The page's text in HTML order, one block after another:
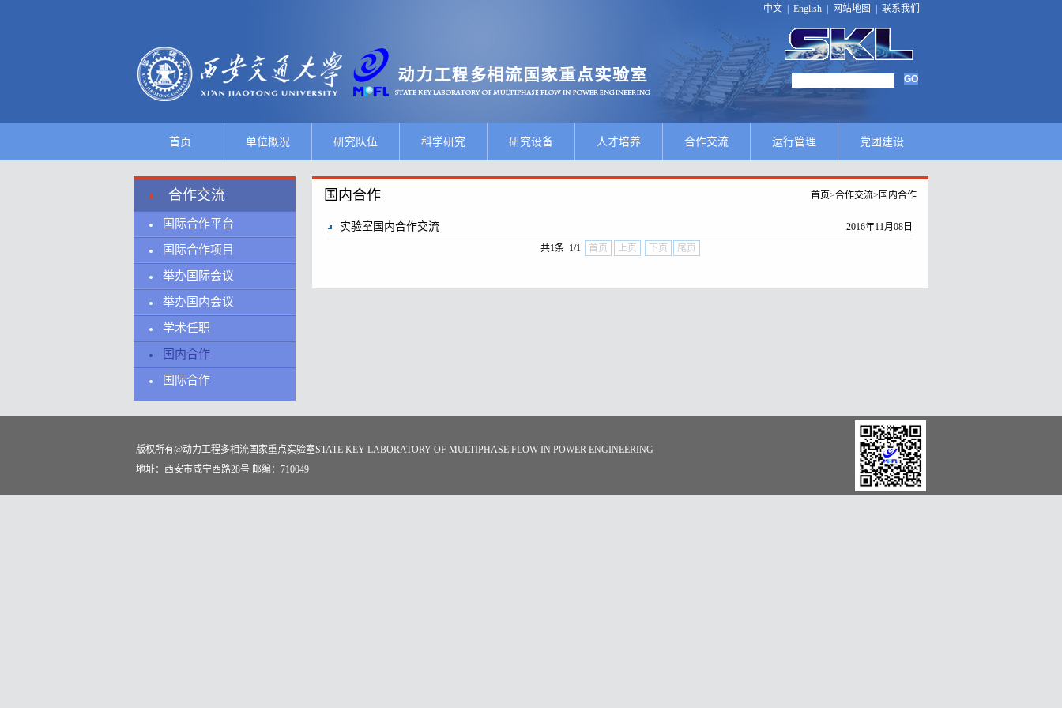
中文 English 网站地图 联系我们
首页 单位概况 研究队伍 科学研究 研究设备 人才培养 合作交流 运行管理 党团建设
合作交流
国际合作平台
国际合作项目
举办国际会议
举办国内会议
学术任职
国内合作
国际合作
国内合作 首页>合作交流> 国内合作
2016年11月08日
实验室国内合作交流
共1条 1/1 首页 上页 下页 尾页
版权所有@动力工程多相流国家重点实验室STATE KEY LABORATORY OF MULTIPHASE FLOW IN POWER ENGINEERING
地址：西安市咸宁西路28号 邮编：710049